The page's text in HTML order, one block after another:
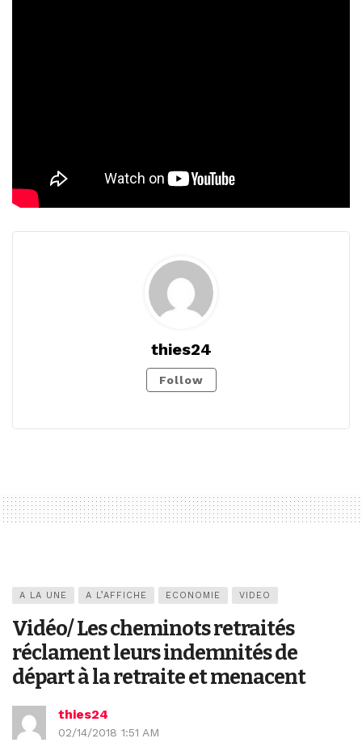
thies24
Follow
A LA UNE A L’AFFICHE ECONOMIE VIDEO
Vidéo/ Les cheminots retraités
réclament leurs indemnités de
départ à la retraite et menacent
thies24
02/14/2018 1:51 AM